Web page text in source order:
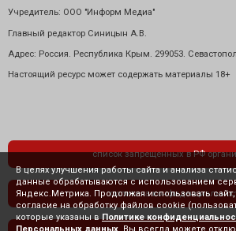
Учредитель: ООО "Информ Медиа"
Главный редактор Синицын А.В.
Адрес: Россия. Республика Крым. 299053.
Настоящий ресурс может содержать материалы 18+
список запрещенных в РФ
политика
В целях улучшения работы сайта и анализа
данные обрабатываются с использованием
Яндекс.Метрика. Продолжая использовать
согласие на обработку файлов cookie
которые указаны в Политике
Персональных данных . Вы всегда можете